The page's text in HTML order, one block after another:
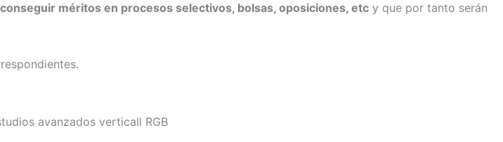
conseguir méritos en procesos selectivos, bolsas, oposiciones, etc y que por tanto serán